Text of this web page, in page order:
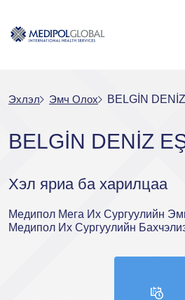
Эхлэл Эмч Oлох BELGİN
BELGİN DENİZ
Хэл яриа ба харилцаа
Медипол Мега Их Сургуулийн
Медипол Их Сургуулийн